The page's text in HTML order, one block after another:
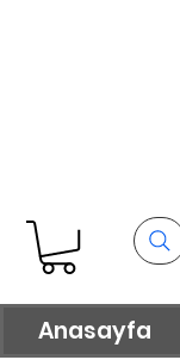
Anasayfa